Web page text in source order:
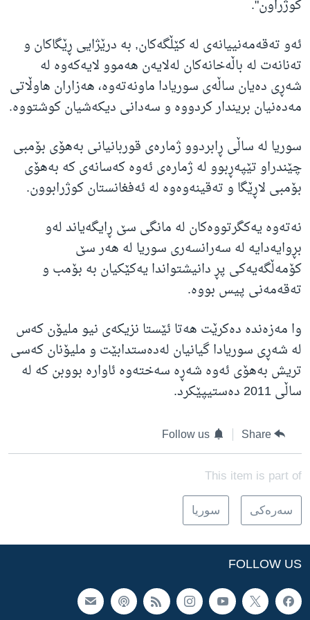
کوژراون".
ئەو تەقەمەنییانەی لە کێڵگەکان, بە درێژایی ڕێگاکان و
تەنانەت لە باڵەخانەکان لەلایەن هەموو لایەکەوە لە
شەڕی دەیان ساڵەی سوریادا ماونەتەوە، هەزاران هاوڵاتی
مەدەنیان بریندار کردووە و سەدانی دیکەشیان کوشتووە.
سوریا لە ساڵی ڕابردوو ژمارەی قوربانیانی بەهۆی بۆمبی
چێندراو تێپەڕبوو لە ژمارەی ئەوە کەسانەی کە بەهۆی
بۆمبی لاڕێگا و تەقینەوەوە لە ئەفغانستان کوژرابوون.
نەتەوە یەکگرتووەکان لە مانگی سێ ڕایگەیاند لەو
بڕوایەدایە لە سەرانسەری سوریا لە هەر سێ
کۆمەڵگەیەکی پڕ دانیشتواندا یەکێکیان بە بۆمب و
تەقەمەنی پیس بووە.
وا مەزەندە دەکرێت هەتا ئێستا نزیکەی نیو ملیۆن کەس
لە شەڕی سوریادا گیانیان لەدەستدابێت و ملیۆنان کەسی
تریش بەهۆی ئەوە شەڕە سەختەوە ئاوارە بووبن کە لە
ساڵی 2011 دەستیپێکرد.
Share
Follow us
This item is part of
سه‌ره‌کی سوریا
FOLLOW US